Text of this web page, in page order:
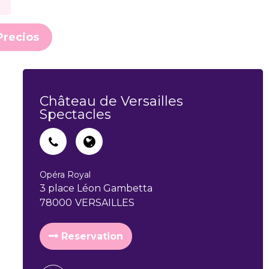
Château de Versailles
Spectacles
Opéra Royal
3 place Léon Gambetta
78000 VERSAILLES
Reservation